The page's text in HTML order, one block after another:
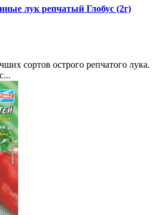
лук репчатый Глобус (2г)
сортов острого репчатого лука.